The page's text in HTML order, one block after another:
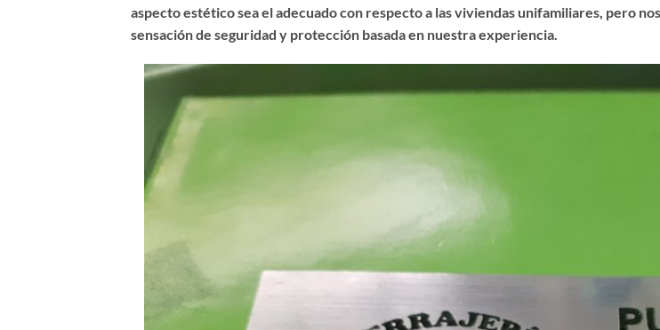
aspecto estético sea el adecuado con respecto a las viviendas unifamiliares, pero
sensación de seguridad y protección basada en nuestra experiencia.